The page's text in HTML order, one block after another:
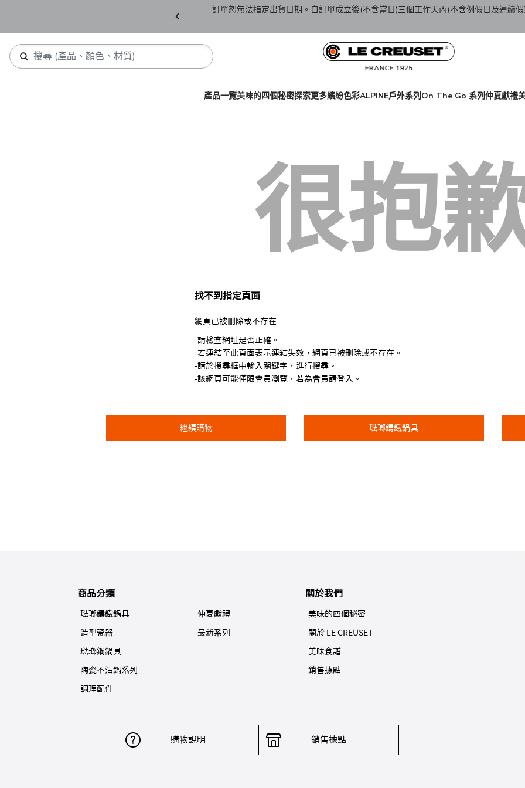
訂單恕無法指定出貨日期。自訂單成立後(不含當日)三個工作天內(不含例假日及連續假
產品一覽美味的四個秘密探索更多繽紛色彩ALPINE戶外系列On The Go 系列仲夏獻禮
很抱
找不到指定頁面
網頁已被刪除或不存在
-請檢查網址是否正確。
-若連結至此頁面表示連結失效，網頁已被刪除或不存在。
-請於搜尋框中輸入關鍵字，進行搜尋。
-該網頁可能僅限會員瀏覽，若為會員請登入。
繼續購物 琺瑯鑄鐵鍋具
商品分類
琺瑯鑄鐵鍋具
造型瓷器
琺瑯鋼鍋具
陶瓷不沾鍋系列
調理配件
仲夏獻禮
最新系列
關於我們
美味的四個秘密
關於 LE CREUSET
美味食譜
銷售據點
購物說明 銷售據點